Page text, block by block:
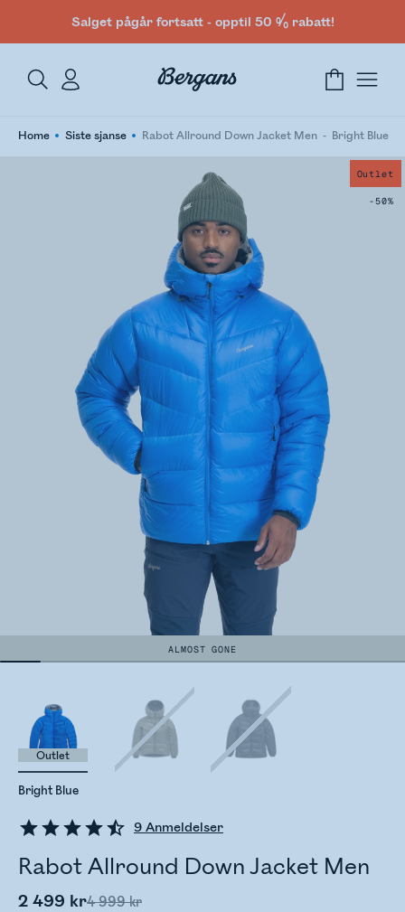
Salget pågår fortsatt - opptil 50 % rabatt!
Home Siste sjanse Rabot Allround Down Jacket Men Bright Blue
Outlet
-50%
ALMOST GONE
9 Anmeldelser
Rabot Allround Down Jacket Men
2 499 kr4 999 kr
Bright Blue
Outlet